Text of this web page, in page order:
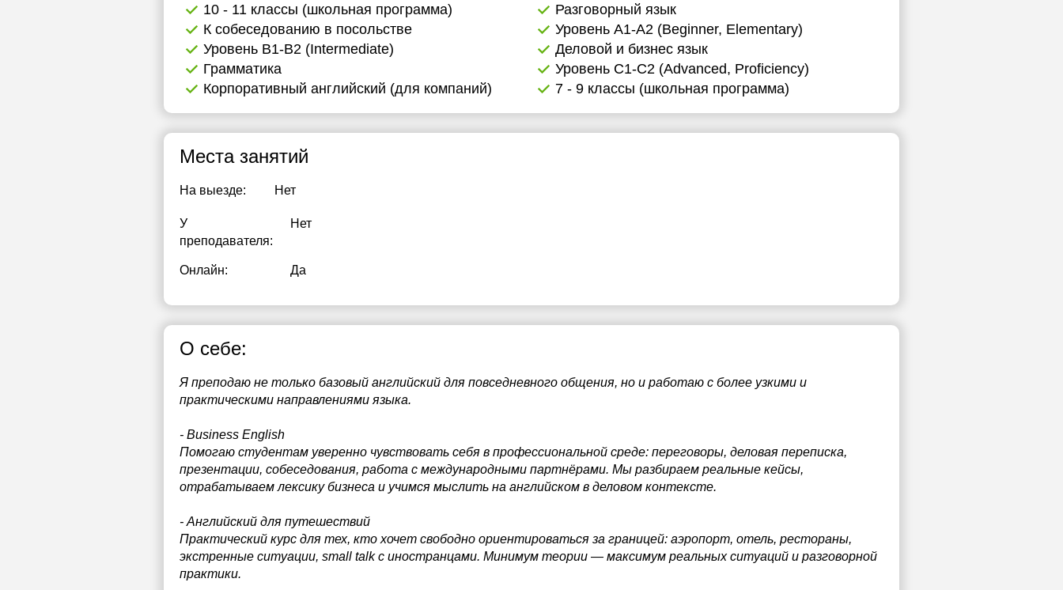
10 - 11 классы (школьная программа)
Разговорный язык
К собеседованию в посольстве
Уровень А1-А2 (Beginner, Elementary)
Уровень B1-B2 (Intermediate)
Деловой и бизнес язык
Грамматика
Уровень C1-C2 (Advanced, Proficiency)
Корпоративный английский (для компаний)
7 - 9 классы (школьная программа)
Места занятий
На выезде: Нет
У
преподавателя:
Нет
Онлайн: Да
О себе:
Я преподаю не только базовый английский для повседневного общения, но и работаю с более узкими и
практическими направлениями языка.
- Business English
Помогаю студентам уверенно чувствовать себя в профессиональной среде: переговоры, деловая переписка,
презентации, собеседования, работа с международными партнёрами. Мы разбираем реальные кейсы,
отрабатываем лексику бизнеса и учимся мыслить на английском в деловом контексте.
- Английский для путешествий
Практический курс для тех, кто хочет свободно ориентироваться за границей: аэропорт, отель, рестораны,
экстренные ситуации, small talk с иностранцами. Минимум теории — максимум реальных ситуаций и разговорной
практики.